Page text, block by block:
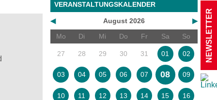
VERANSTALTUNGSKALENDER
◀ ▶
August 2026
Mo
Di Mi Do Fr Sa So
27 28 29 30 31 01 02
03 04 05 06 07 08 09
10 11 12 13 14 15 16
NEWSLETTER